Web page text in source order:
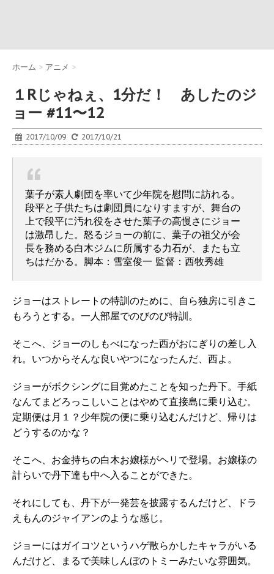
ホーム > アニメ >
１Rじゃねぇ、1分だ！ あしたのジ
ョー #11〜12
2017/10/09 2017/10/21
葉子が素人劇団を率いて少年院を慰問に訪れる。
段平と子供たちは劇団員になりすますが、舞台の
上で段平に汚れ役をさせた葉子の高慢さにジョー
は激昂した。怒るジョーの前に、葉子の祖父が会
長を務める白木ジムに所属する力石が、またも立
ちはだかる。脚本：雪室俊一 監督：西牧秀雄
ジョーはストレートの特訓のために、自ら独房に引きこ
もろうとする。一人部屋でのびのび特訓。
そこへ、ジョーのしもべになった西がおにぎりの差し入
れ。いつからそんな良いやつになったんだ、西よ。
ジョーがボクシングに目覚めたことを知った丹下。手紙
なんてまどろっこしいことはやめて直接島に乗り込む。
定期便は月１？少年院の便に乗り込むんだけど、帰りは
どうするのかな？
そこへ、お金持ちの白木お嬢様がヘリで登場。お嬢様の
計らいで丹下達も中へ入ることができた。
それにしても、丹下が一発芸を披露するんだけど、ドラ
えもんのジャイアンのような感じ。
ジョーにはガイコツというハゲ散らかしたキャラがいる
んだけど、まるで美味しんぼのトミーみたいな雰囲気。